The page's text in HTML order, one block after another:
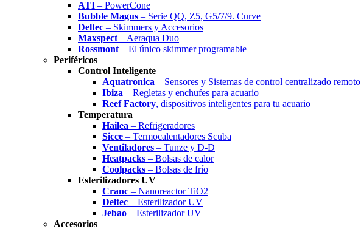
ATI – PowerCone
Bubble Magus – Serie QQ, Z5, G5/7/9. Curve
Deltec – Skimmers y Accesorios
Maxspect – Aeraqua Duo
Rossmont – El único skimmer programable
Periféricos
Control Inteligente
Aquatronica – Sensores y Sistemas de control centralizado remoto
Ibiza – Regletas y enchufes para acuario
Reef Factory, dispositivos inteligentes para tu acuario
Temperatura
Hailea – Refrigeradores
Sicce – Termocalentadores Scuba
Ventiladores – Tunze y D-D
Heatpacks – Bolsas de calor
Coolpacks – Bolsas de frío
Esterilizadores UV
Cranc – Nanoreactor TiO2
Deltec – Esterilizador UV
Jebao – Esterilizador UV
Accesorios